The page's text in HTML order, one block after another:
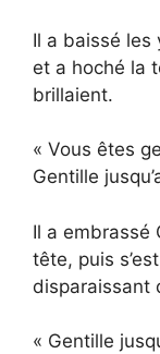
Il a baissé les
et a hoché la
brillaient.
« Vous êtes
Gentille
Il a embrassé
tête, puis
disparaissant
« Gentille